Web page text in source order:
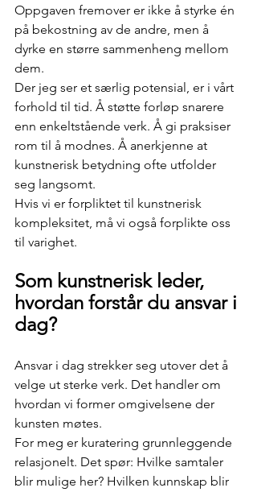
Oppgaven fremover er ikke å styrke én
på bekostning av de andre, men å
dyrke en større sammenheng mellom
dem.
Der jeg ser et særlig potensial, er i vårt
forhold til tid. Å støtte forløp snarere
enn enkeltstående verk. Å gi praksiser
rom til å modnes. Å anerkjenne at
kunstnerisk betydning ofte utfolder
seg langsomt.
Hvis vi er forpliktet til kunstnerisk
kompleksitet, må vi også forplikte oss
til varighet.
Som kunstnerisk leder,
hvordan forstår du ansvar i
dag?
Ansvar i dag strekker seg utover det å
velge ut sterke verk. Det handler om
hvordan vi former omgivelsene der
kunsten møtes.
For meg er kuratering grunnleggende
relasjonelt. Det spør: Hvilke samtaler
blir mulige her? Hvilken kunnskap blir